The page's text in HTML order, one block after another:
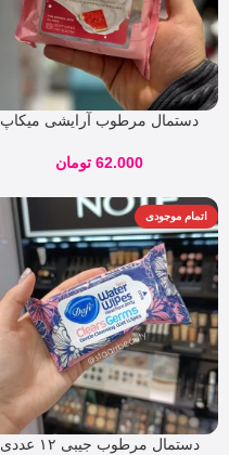
دستمال مرطوب آرایشی میکاپ
62.000 تومان
اتمام موجودی
دستمال مرطوب جیبی ۱۲ عددی